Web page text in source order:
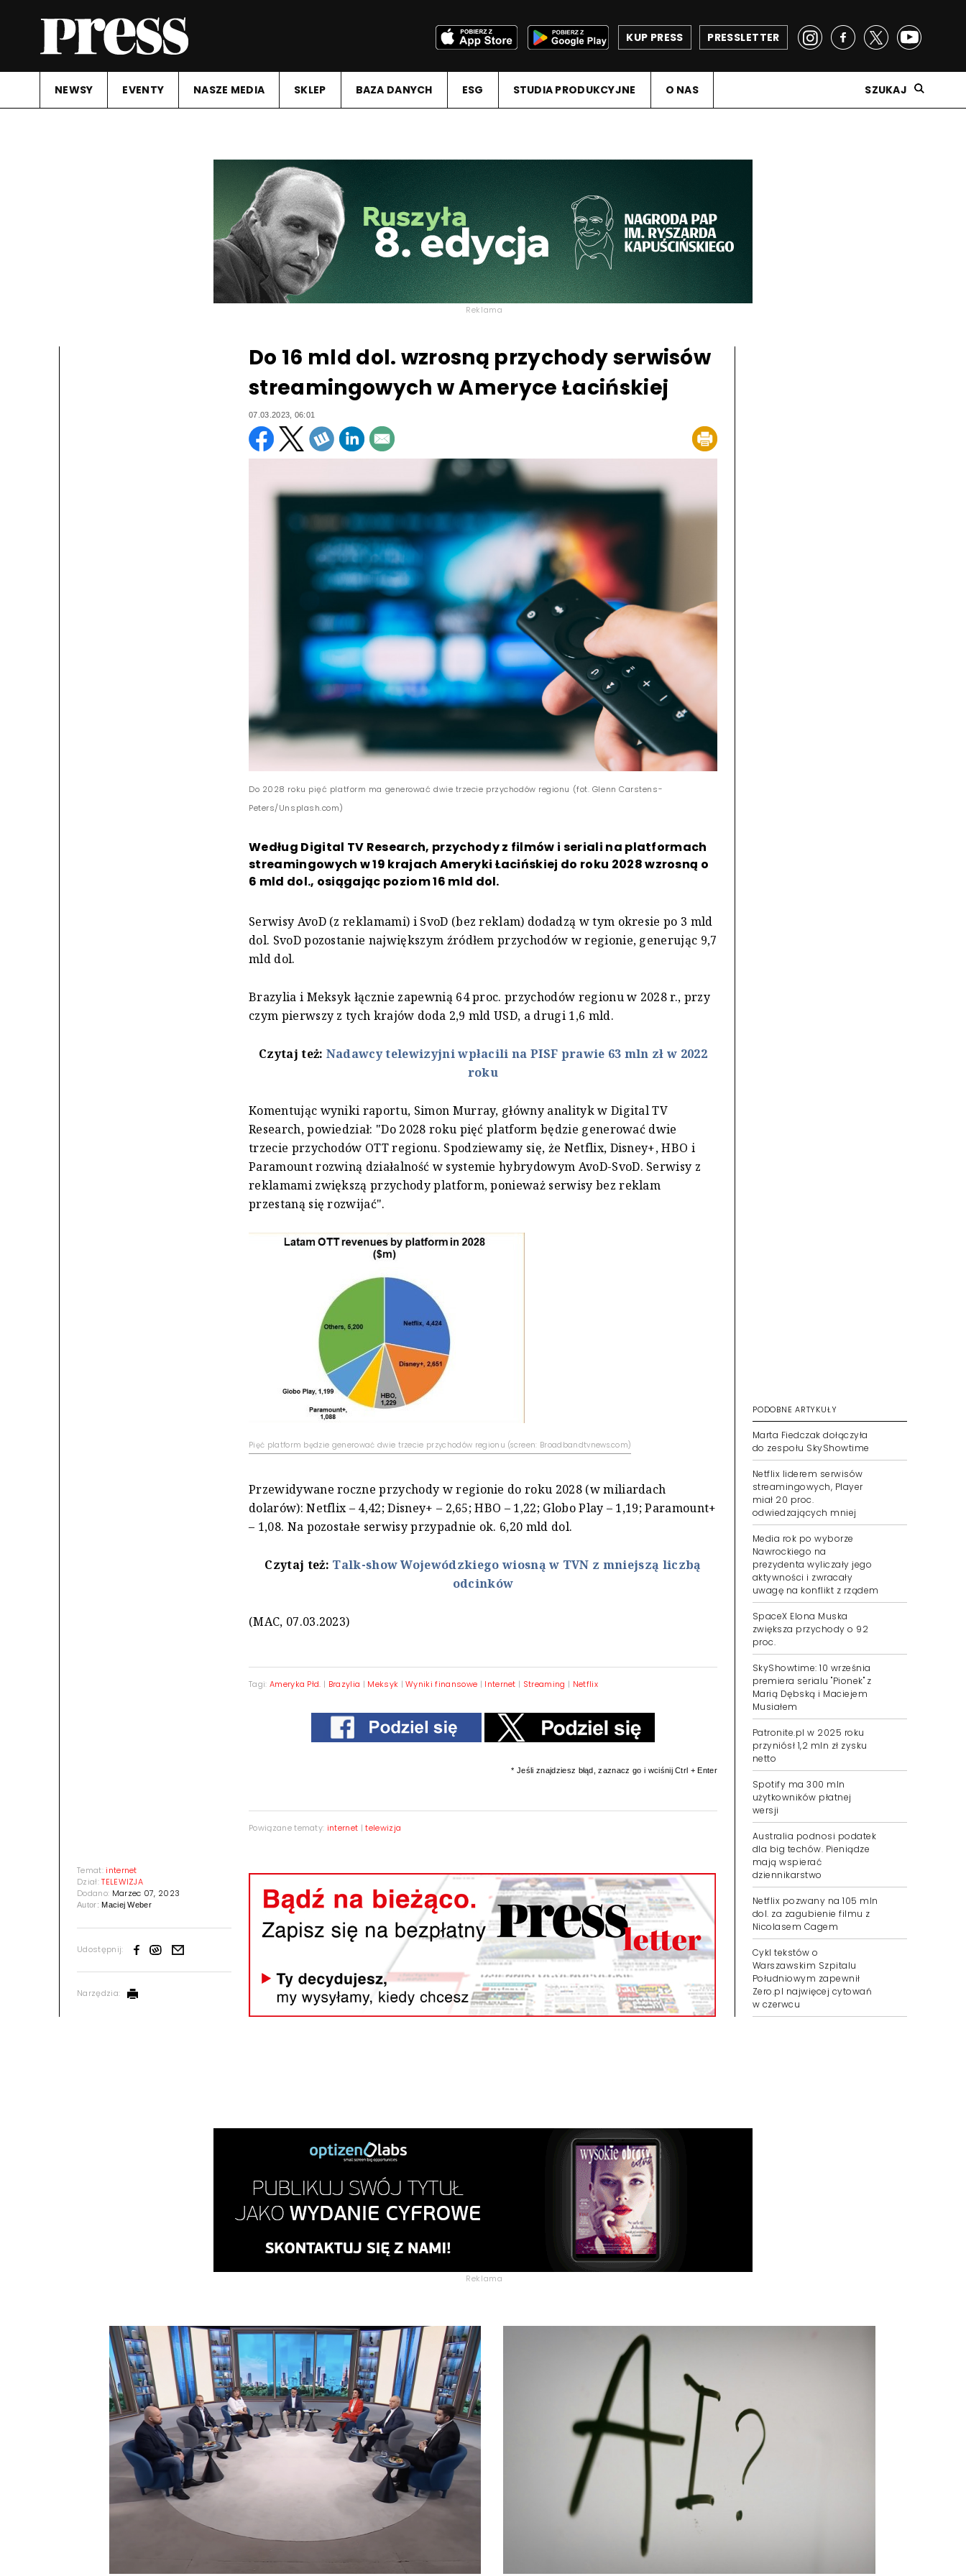
PRESSLETTER
KUP PRESS
NEWSY EVENTY NASZE MEDIA SKLEP BAZA DANYCH ESG STUDIA PRODUKCYJNE O NAS SZUKAJ
Reklama
Temat:internet
Dział:TELEWIZJA
Dodano: Marzec 07, 2023
Autor:Maciej Weber
Udostępnij:
Narzędzia:
Do 16 mld dol. wzrosną przychody serwisów
streamingowych w Ameryce Łacińskiej
07.03.2023, 06:01
Do 2028 roku pięć platform ma generować dwie trzecie przychodów regionu (fot. Glenn Carstens-
Peters/Unsplash.com)
Według Digital TV Research, przychody z filmów i seriali na platformach
streamingowych w 19 krajach Ameryki Łacińskiej do roku 2028 wzrosną o
6 mld dol., osiągając poziom 16 mld dol.
Serwisy AvoD (z reklamami) i SvoD (bez reklam) dodadzą w tym okresie po 3 mld
dol. SvoD pozostanie największym źródłem przychodów w regionie, generując 9,7
mld dol.
Brazylia i Meksyk łącznie zapewnią 64 proc. przychodów regionu w 2028 r., przy
czym pierwszy z tych krajów doda 2,9 mld USD, a drugi 1,6 mld.
Czytaj też: Nadawcy telewizyjni wpłacili na PISF prawie 63 mln zł w 2022
roku
Komentując wyniki raportu, Simon Murray, główny analityk w Digital TV
Research, powiedział: "Do 2028 roku pięć platform będzie generować dwie
trzecie przychodów OTT regionu. Spodziewamy się, że Netflix, Disney+, HBO i
Paramount rozwiną działalność w systemie hybrydowym AvoD-SvoD. Serwisy z
reklamami zwiększą przychody platform, ponieważ serwisy bez reklam
przestaną się rozwijać".
Pięć platform będzie generować dwie trzecie przychodów regionu (screen: Broadbandtvnews.com)
Przewidywane roczne przychody w regionie do roku 2028 (w miliardach
dolarów): Netflix – 4,42; Disney+ – 2,65; HBO – 1,22; Globo Play – 1,19; Paramount+
– 1,08. Na pozostałe serwisy przypadnie ok. 6,20 mld dol.
Czytaj też: Talk-show Wojewódzkiego wiosną w TVN z mniejszą liczbą
odcinków
(MAC, 07.03.2023)
Tagi: Ameryka Płd. | Brazylia | Meksyk |Wyniki finansowe | Internet | Streaming | Netflix
* Jeśli znajdziesz błąd, zaznacz go i wciśnij Ctrl + Enter
Powiązane tematy: internet |telewizja
PODOBNE ARTYKUŁY
Marta Fiedczak dołączyła
do zespołu SkyShowtime
Netflix liderem serwisów
streamingowych, Player
miał 20 proc.
odwiedzających mniej
Media rok po wyborze
Nawrockiego na
prezydenta wyliczały jego
aktywności i zwracały
uwagę na konflikt z rządem
SpaceX Elona Muska
zwiększa przychody o 92
proc.
SkyShowtime: 10 września
premiera serialu "Pionek" z
Marią Dębską i Maciejem
Musiałem
Patronite.pl w 2025 roku
przyniósł 1,2 mln zł zysku
netto
Spotify ma 300 mln
użytkowników płatnej
wersji
Australia podnosi podatek
dla big techów. Pieniądze
mają wspierać
dziennikarstwo
Netflix pozwany na 105 mln
dol. za zagubienie filmu z
Nicolasem Cagem
Cykl tekstów o
Warszawskim Szpitalu
Południowym zapewnił
Zero.pl najwięcej cytowań
w czerwcu
Reklama